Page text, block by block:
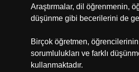
Araştırmalar, dil öğrenmenin,
düşünme gibi becerilerini de
Birçok öğretmen,
sorumlulukları ve farklı
kullanmaktadır.